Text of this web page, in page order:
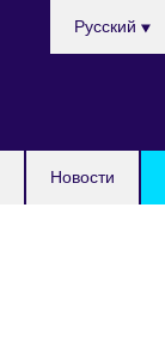
Новости
язык
Русский